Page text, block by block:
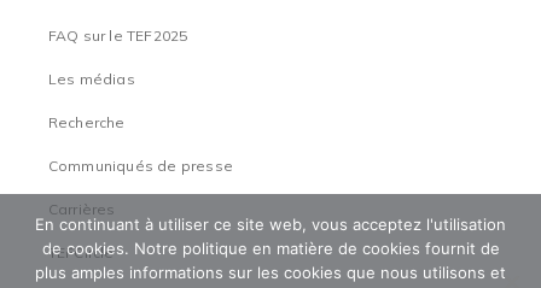
FAQ sur le TEF2025
Les médias
Recherche
Communiqués de presse
Carrières
TEFCircle
En continuant à utiliser ce site web, vous acceptez l'utilisation
de cookies. Notre politique en matière de cookies fournit de
plus amples informations sur les cookies que nous utilisons et